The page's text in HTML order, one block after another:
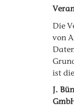
Die
von
ist
J.